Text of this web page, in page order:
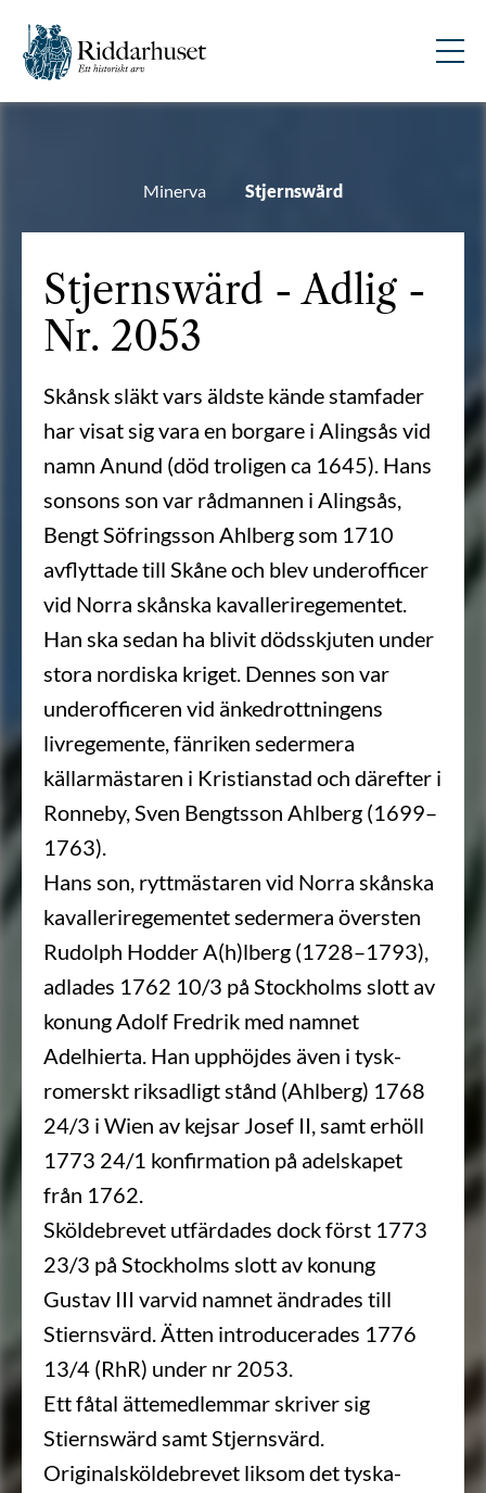
Minerva Stjernswärd
Stjernswärd - Adlig -
Nr. 2053
Skånsk släkt vars äldste kände stamfader
har visat sig vara en borgare i Alingsås vid
namn Anund (död troligen ca 1645). Hans
sonsons son var rådmannen i Alingsås,
Bengt Söfringsson Ahlberg som 1710
avflyttade till Skåne och blev underofficer
vid Norra skånska kavalleriregementet.
Han ska sedan ha blivit dödsskjuten under
stora nordiska kriget. Dennes son var
underofficeren vid änkedrottningens
livregemente, fänriken sedermera
källarmästaren i Kristianstad och därefter i
Ronneby, Sven Bengtsson Ahlberg (1699–
1763).
Hans son, ryttmästaren vid Norra skånska
kavalleriregementet sedermera översten
Rudolph Hodder A(h)lberg (1728–1793),
adlades 1762 10/3 på Stockholms slott av
konung Adolf Fredrik med namnet
Adelhierta. Han upphöjdes även i tysk-
romerskt riksadligt stånd (Ahlberg) 1768
24/3 i Wien av kejsar Josef II, samt erhöll
1773 24/1 konfirmation på adelskapet
från 1762.
Sköldebrevet utfärdades dock först 1773
23/3 på Stockholms slott av konung
Gustav III varvid namnet ändrades till
Stiernsvärd. Ätten introducerades 1776
13/4 (RhR) under nr 2053.
Ett fåtal ättemedlemmar skriver sig
Stiernswärd samt Stjernsvärd.
Originalsköldebrevet liksom det tyska-